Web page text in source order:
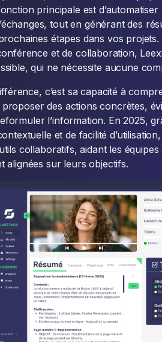
principale est
tout en générant des
étapes dans vos
et de collaboration,
qui ne nécessite aucune
c’est sa capacité à
des actions concrètes,
l’information. En 2025,
et de facilité
collaboratifs, aidant les
alignées sur leurs objectifs.